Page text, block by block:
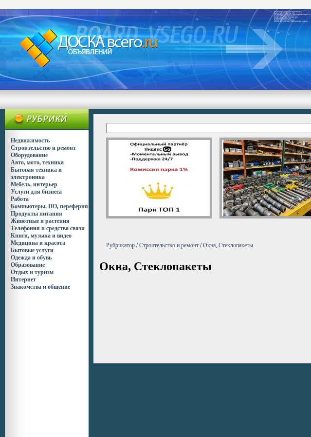
Недвижимость
Строительство и ремонт
Оборудование
Авто, мото, техника
Бытовая техника и
электроника
Мебель, интерьер
Услуги для бизнеса
Работа
Компьютеры, ПО, переферия
Продукты питания
Животные и растения
Телефония и средства связи
Книги, музыка и видео
Медицина и красота
Бытовые услуги
Одежда и обувь
Образование
Отдых и туризм
Интернет
Знакомства и общение
Рубрикатор /Строительство и ремонт /Окна, Стеклопакеты
Окна, Стеклопакеты